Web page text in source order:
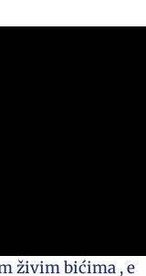
živim bićima , e